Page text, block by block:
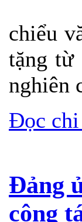
chiểu
tặng từ
nghiên
Đọc
Đảng
công